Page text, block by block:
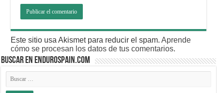
Este sitio usa Akismet para reducir el spam.Aprende
cómo se procesan los datos de tus comentarios.
BUSCAR EN ENDUROSPAIN.COM